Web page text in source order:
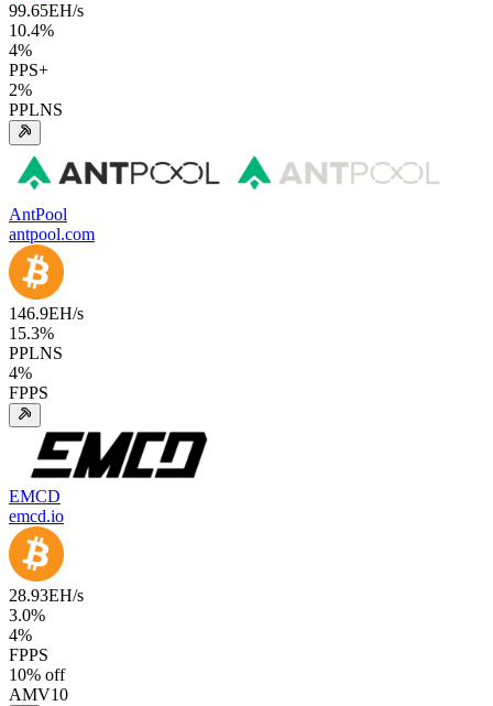
99.65EH/s
10.4%
4%
PPS+
2%
PPLNS
AntPool
antpool.com
146.9EH/s
15.3%
PPLNS
4%
FPPS
EMCD
emcd.io
28.93EH/s
3.0%
4%
FPPS
10% off
AMV10